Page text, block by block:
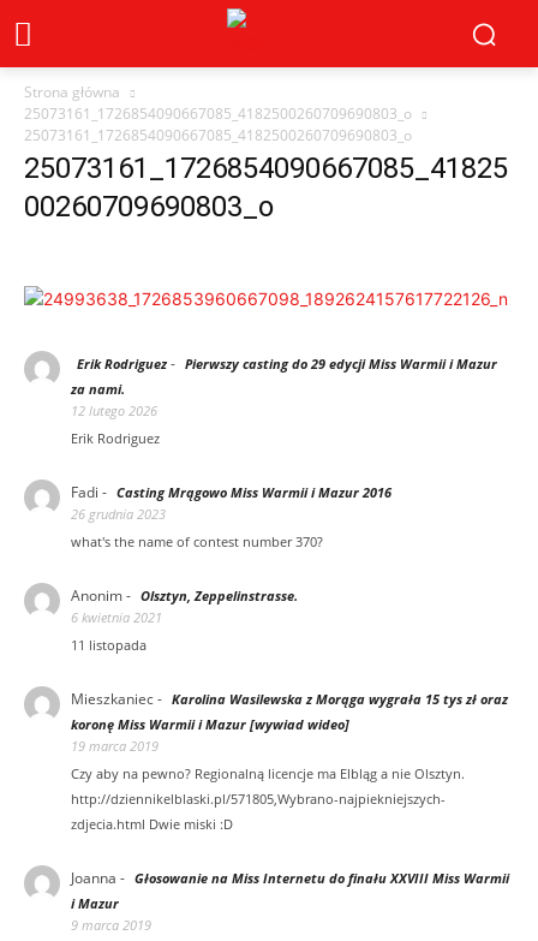
Strona główna
25073161_1726854090667085_4182500260709690803_o
25073161_1726854090667085_4182500260709690803_o
25073161_1726854090667085_41825
00260709690803_o
Erik Rodriguez - Pierwszy casting do 29 edycji Miss Warmii i Mazur
za nami.
12 lutego 2026
Erik Rodriguez
Fadi - Casting Mrągowo Miss Warmii i Mazur 2016
26 grudnia 2023
what's the name of contest number 370?
Anonim- Olsztyn, Zeppelinstrasse.
6 kwietnia 2021
11 listopada
Mieszkaniec- Karolina Wasilewska z Morąga wygrała 15 tys zł oraz
koronę Miss Warmii i Mazur [wywiad wideo]
19 marca 2019
Czy aby na pewno? Regionalną licencje ma Elbląg a nie Olsztyn.
http://dziennikelblaski.pl/571805,Wybrano-najpiekniejszych-
zdjecia.html Dwie miski :D
Joanna - Głosowanie na Miss Internetu do finału XXVIII Miss Warmii
i Mazur
9 marca 2019